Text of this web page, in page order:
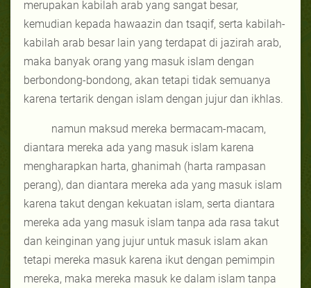
merupakan kabilah arab yang sangat besar,
kemudian kepada hawaazin dan tsaqif, serta kabilah-
kabilah arab besar lain yang terdapat di jazirah arab,
maka banyak orang yang masuk islam dengan
berbondong-bondong, akan tetapi tidak semuanya
karena tertarik dengan islam dengan jujur dan ikhlas.
namun maksud mereka bermacam-macam,
diantara mereka ada yang masuk islam karena
mengharapkan harta, ghanimah (harta rampasan
perang), dan diantara mereka ada yang masuk islam
karena takut dengan kekuatan islam, serta diantara
mereka ada yang masuk islam tanpa ada rasa takut
dan keinginan yang jujur untuk masuk islam akan
tetapi mereka masuk karena ikut dengan pemimpin
mereka, maka mereka masuk ke dalam islam tanpa